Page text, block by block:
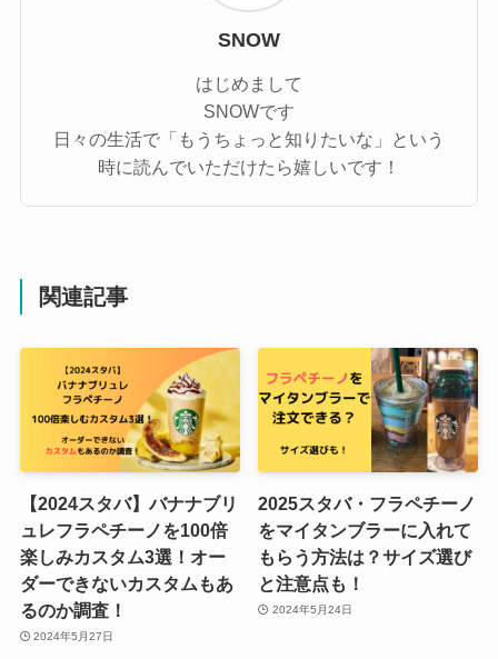
SNOW
はじめまして
SNOWです
日々の生活で「もうちょっと知りたいな」という
時に読んでいただけたら嬉しいです！
関連記事
【2024スタバ】バナナブリ
ュレフラペチーノを100倍
楽しみカスタム3選！オー
ダーできないカスタムもあ
るのか調査！
2024年5月27日
2025スタバ・フラペチーノ
をマイタンブラーに入れて
もらう方法は？サイズ選び
と注意点も！
2024年5月24日